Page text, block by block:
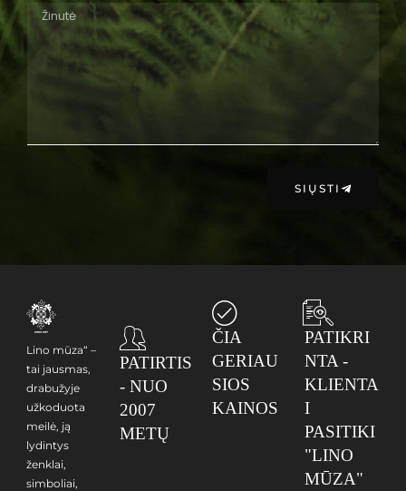
SIŲSTI
Lino mūza“ –
tai jausmas,
drabužyje
užkoduota
meilė, ją
lydintys
ženklai,
simboliai,
PATIRTIS
- NUO
2007
METŲ
ČIA
GERIAU
SIOS
KAINOS
PATIKRI
NTA -
KLIENTA
I
PASITIKI
"LINO
MŪZA"